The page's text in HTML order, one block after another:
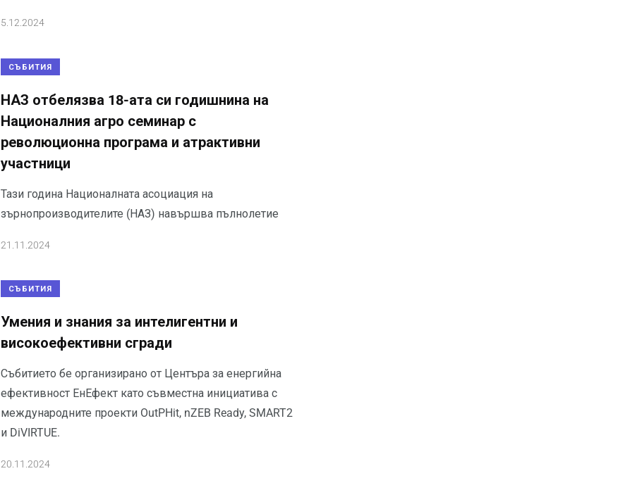
5.12.2024
СЪБИТИЯ
НАЗ отбелязва 18-ата си годишнина на
Националния агро семинар с
революционна програма и атрактивни
участници
Тази година Националната асоциация на
зърнопроизводителите (НАЗ) навършва пълнолетие
21.11.2024
СЪБИТИЯ
Умения и знания за интелигентни и
високоефективни сгради
Събитието бе организирано от Центъра за енергийна
ефективност ЕнЕфект като съвместна инициатива с
международните проекти OutPHit, nZEB Ready, SMART2
и DiVIRTUE.
20.11.2024